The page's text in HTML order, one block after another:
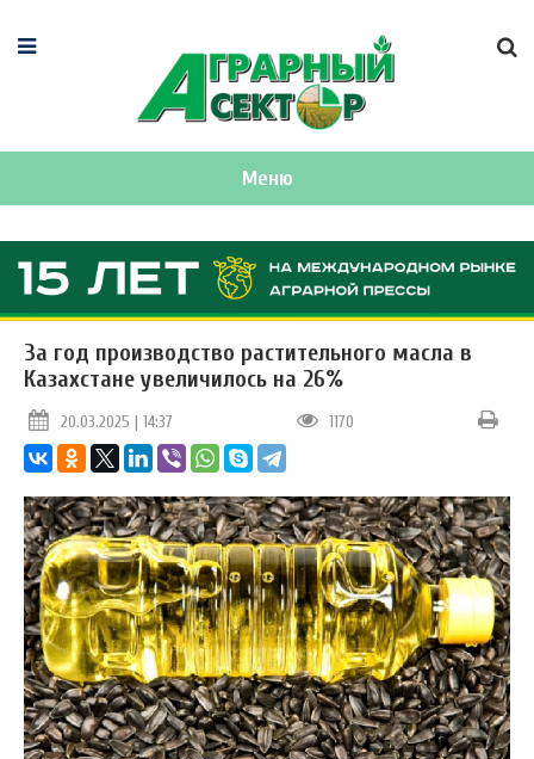
Меню
За год производство растительного масла в
Казахстане увеличилось на 26%
20.03.2025 | 14:37 1170